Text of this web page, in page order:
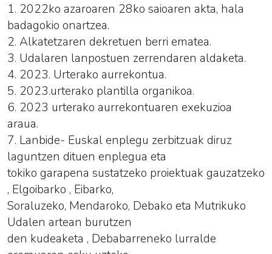
1. 2022ko azaroaren 28ko saioaren akta, hala
badagokio onartzea.
2. Alkatetzaren dekretuen berri ematea.
3. Udalaren lanpostuen zerrendaren aldaketa.
4. 2023. Urterako aurrekontua.
5. 2023.urterako plantilla organikoa.
6. 2023 urterako aurrekontuaren exekuzioa
araua.
7. Lanbide- Euskal enplegu zerbitzuak diruz
laguntzen dituen enplegua eta
tokiko garapena sustatzeko proiektuak gauzatzeko
, Elgoibarko , Eibarko,
Soraluzeko, Mendaroko, Debako eta Mutrikuko
Udalen artean burutzen
den kudeaketa , Debabarreneko lurralde